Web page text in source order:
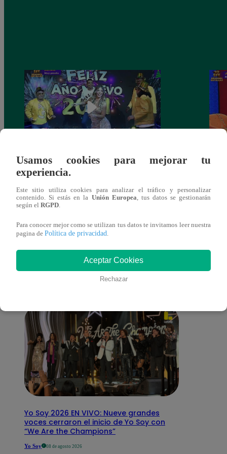
Josimar armó una tremenda fiesta de año
nuevo en El Wasap de JB
También te puede
interesar
Yo Soy 2026 EN VIVO: Nueve grandes
voces cerraron el inicio de Yo Soy con
“We Are the Champions”
Yo Soy 08 de agosto 2026
Usamos cookies para mejorar tu
experiencia.
Este sitio utiliza cookies para analizar el tráfico y personalizar
contenido. Si estás en la Unión Europea , tus datos se gestionarán
según el RGPD
Para conocer mejor como se utilizan tus datos te invitamos leer nuestra
pagina de Política de privacidad
Aceptar Cookies
Rechazar